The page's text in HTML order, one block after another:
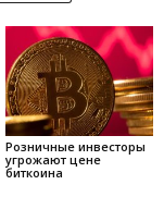
Розничные инвесторы
угрожают цене
биткоина